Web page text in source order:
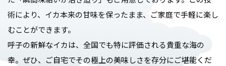
術により、イカ本来の甘味を保ったまま、ご家庭で手軽に楽し
むことができます。
呼子の新鮮なイカは、全国でも特に評価される貴重な海の
幸。ぜひ、ご自宅でその極上の美味しさを存分にご堪能くだ